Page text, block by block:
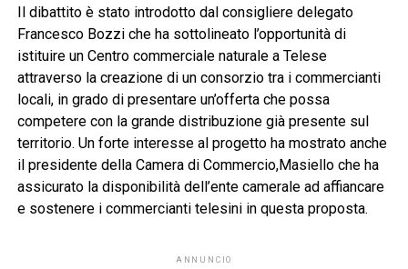
Il dibattito è stato introdotto dal consigliere delegato
Francesco Bozzi che ha sottolineato l’opportunità di
istituire un Centro commerciale naturale a Telese
attraverso la creazione di un consorzio tra i commercianti
locali, in grado di presentare un’offerta che possa
competere con la grande distribuzione già presente sul
territorio. Un forte interesse al progetto ha mostrato anche
il presidente della Camera di Commercio,Masiello che ha
assicurato la disponibilità dell’ente camerale ad affiancare
e sostenere i commercianti telesini in questa proposta.
ANNUNCIO